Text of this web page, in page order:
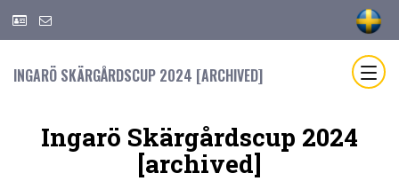
INGARÖ SKÄRGÅRDSCUP 2024 [ARCHIVED]
Ingarö Skärgårdscup 2024
[archived]